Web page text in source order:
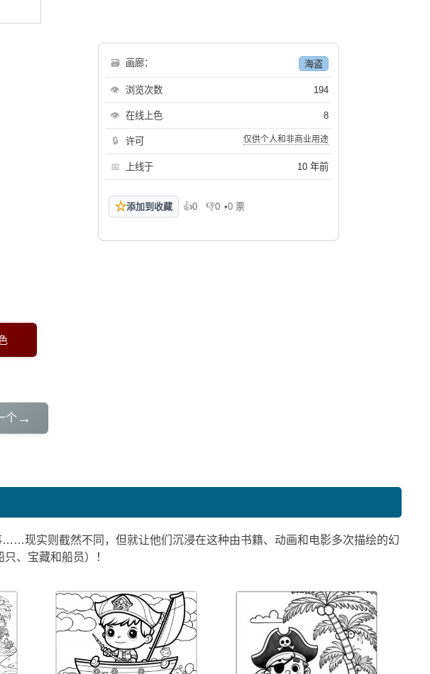
个 →
🗃 画廊： 海盗
👁 浏览次数 194
👁 在线上色 8
🔒 许可 仅供个人和非商业用途
📅 上线于 10 年前
☆添加到收藏 👍0
喜欢 👎0
不喜欢
•0 票
现实则截然不同，但就让他们沉浸在这种由书籍、动画和电影多次描绘的幻
、宝藏和船员）！